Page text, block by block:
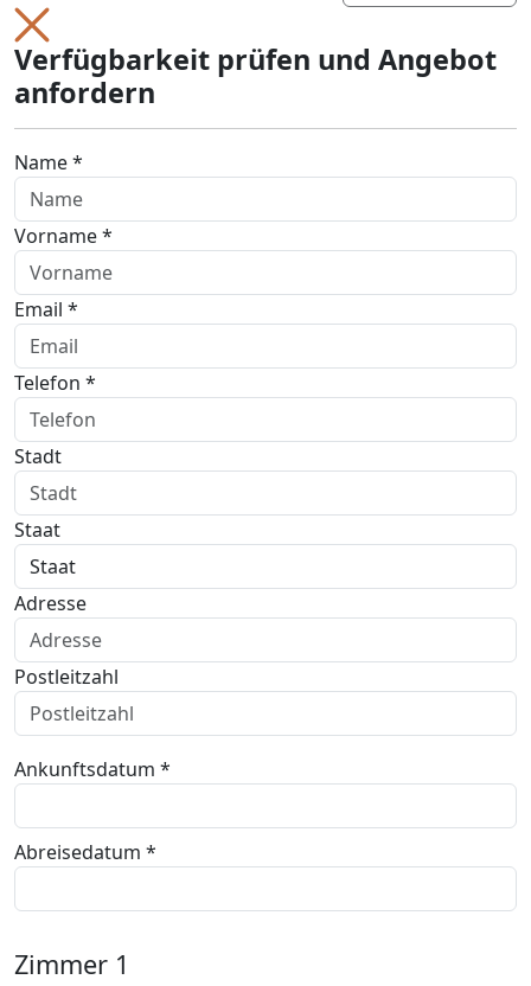
Verfügbarkeit prüfen und Angebot
anfordern
Name *
Vorname *
Email *
Telefon *
Stadt
Staat
Adresse
Postleitzahl
Ankunftsdatum *
Abreisedatum *
Zimmer 1